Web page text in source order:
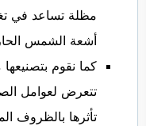
مظلة تساعد في
أشعة الشمس
كما نقوم
تتعرض لعوامل
تأثرها بالظروف